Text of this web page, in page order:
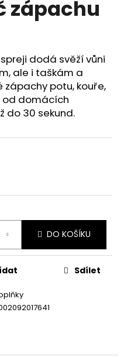
zápachu
dodá svěží vůni
ale i taškám a
potu, kouře,
od domácích
do 30 sekund.
DO KOŠÍKU
Sdílet